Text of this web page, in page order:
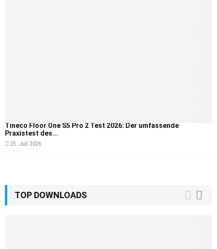
Tineco Floor One S5 Pro 2 Test 2026: Der umfassende
Praxistest des...
25. Juli 2026
TOP DOWNLOADS